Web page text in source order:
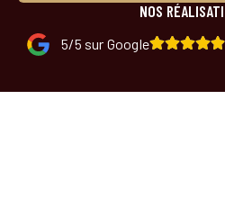
NOS
5/5 sur Google